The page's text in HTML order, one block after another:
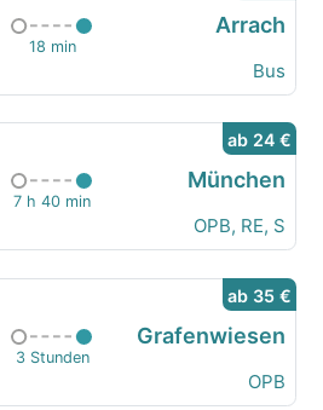
18 min
Arrach
Bus
ab 24 €
7 h 40 min
München
OPB, RE, S
ab 35 €
3 Stunden
Grafenwiesen
OPB